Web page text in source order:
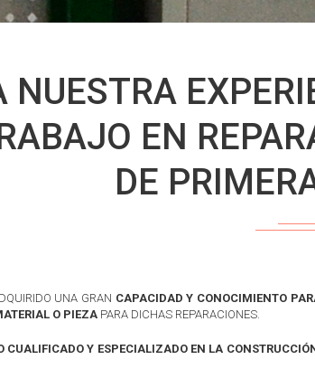
NUESTRA
EN
DE
UNA GRAN CAPACIDAD Y CONOCIMIENTO
O PIEZA PARA DICHAS REPARACIONES.
CUALIFICADO Y ESPECIALIZADO EN LA